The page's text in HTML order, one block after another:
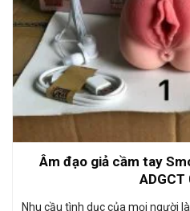
Âm đạo giả cầm tay
ADGCT
Nhu cầu tình dục của mọi người